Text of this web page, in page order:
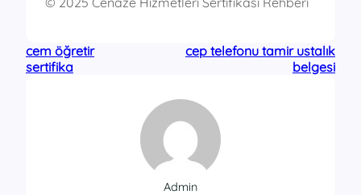
cem öğretir
sertifika
cep telefonu tamir ustalık
belgesi
Admin